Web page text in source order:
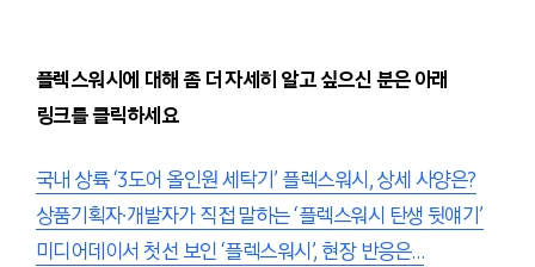
플렉스워시에 대해 좀 더 자세히 알고 싶으신 분은 아래
링크를 클릭하세요
국내 상륙 ‘3도어 올인원 세탁기’ 플렉스워시, 상세 사양은?
상품기획자∙개발자가 직접 말하는 ‘플렉스워시 탄생 뒷얘기’
미디어데이서 첫선 보인 ‘플렉스워시’, 현장 반응은…